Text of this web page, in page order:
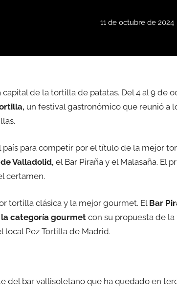
11 de octubre de 2024
de la tortilla de patatas. Del 4 al 9 de
un festival gastronómico que reunió a
para competir por el título de la mejor
Valladolid, el Bar Piraña y el Malasaña. El
certamen.
tortilla clásica y la mejor gourmet. El Bar
categoría gourmetcon su propuesta de
local Pez Tortilla de Madrid.
del bar vallisoletano que ha quedado en